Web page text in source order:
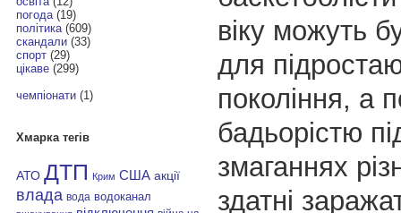
погода(19)
політика(609)
скандали(33)
спорт(29)
цікаве(299)
чемпіонати(1)
Хмарка тегів
АТО ДТП Крим США акції
влада вода водоканал
віку можуть
для
покоління, а
бадьорістю
змаганнях
здатні